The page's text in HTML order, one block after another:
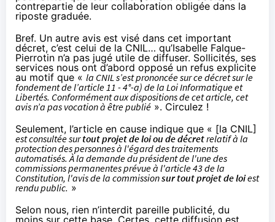
contrepartie de leur collaboration obligée dans la
riposte graduée.
Bref. Un autre avis est visé dans cet important
décret, c’est celui de la CNIL… qu’Isabelle Falque-
Pierrotin n’a pas jugé utile de diffuser. Sollicités, ses
services nous ont d’abord opposé un refus explicite
au motif que « la CNIL s’est prononcée sur ce décret sur le
fondement de l’article 11 - 4°-a) de la Loi Informatique et
Libertés. Conformément aux dispositions de cet article, cet
avis n’a pas vocation à être publié ». Circulez !
Seulement, l’article en cause indique que « [la CNIL]
est consultée surtout projet de loi ou de décretrelatif à la
protection des personnes à l'égard des traitements
automatisés. À la demande du président de l'une des
commissions permanentes prévue à l'article 43 de la
Constitution, l'avis de la commissionsur tout projet de loiest
rendu public. »
Selon nous, rien n’interdit pareille publicité, du